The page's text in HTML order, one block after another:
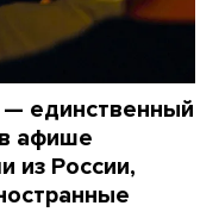
— единственный
афише
из России,